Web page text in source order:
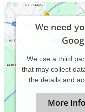
We need
We use a third
that may collect
the details and
More